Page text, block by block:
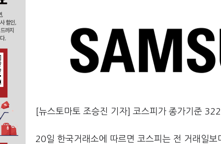
[뉴스토마토 조승진 기자] 코스피가 종가기준
20일 한국거래소에 따르면 코스피는 전 거래일